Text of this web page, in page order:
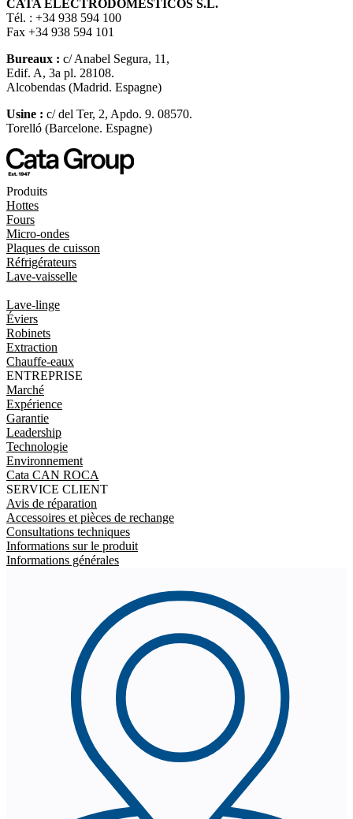
CATA ELECTRODOMÉSTICOS S.L.
Tél. : +34 938 594 100
Fax +34 938 594 101
Bureaux : c/ Anabel Segura, 11,
Edif. A, 3a pl. 28108.
Alcobendas (Madrid. Espagne)
Usine : c/ del Ter, 2, Apdo. 9. 08570.
Torelló (Barcelone. Espagne)
Produits
Hottes
Fours
Micro-ondes
Plaques de cuisson
Réfrigérateurs
Lave-vaisselle
Lave-linge
Éviers
Robinets
Extraction
Chauffe-eaux
ENTREPRISE
Marché
Expérience
Garantie
Leadership
Technologie
Environnement
Cata CAN ROCA
SERVICE CLIENT
Avis de réparation
Accessoires et pièces de rechange
Consultations techniques
Informations sur le produit
Informations générales